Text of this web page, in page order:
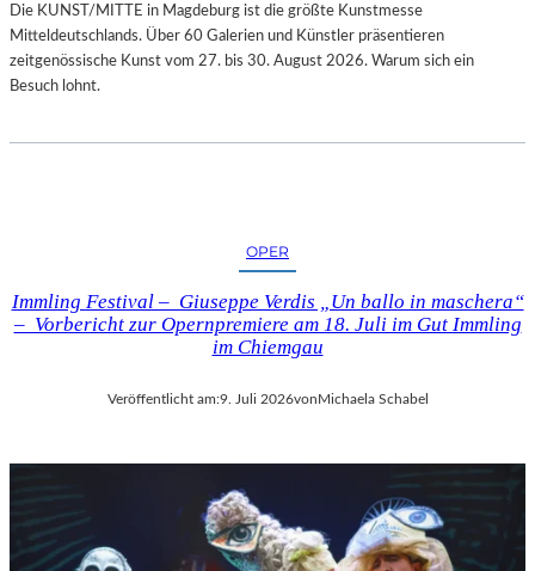
Die KUNST/MITTE in Magdeburg ist die größte Kunstmesse
Mitteldeutschlands. Über 60 Galerien und Künstler präsentieren
zeitgenössische Kunst vom 27. bis 30. August 2026. Warum sich ein
Besuch lohnt.
OPER
Immling Festival – Giuseppe Verdis „Un ballo in maschera“
– Vorbericht zur Opernpremiere am 18. Juli im Gut Immling
im Chiemgau
Veröffentlicht am:9. Juli 2026vonMichaela Schabel